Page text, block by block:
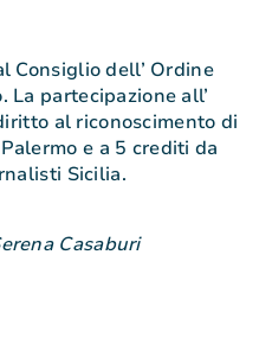
Consiglio dell’ Ordine
partecipazione all’
al riconoscimento di
e a 5 crediti da
Sicilia.
Casaburi